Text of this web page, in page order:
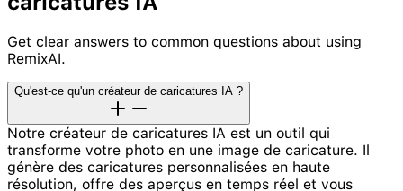
Get clear answers to common questions about using
RemixAI.
Qu'est-ce qu'un créateur de caricatures IA ?
Notre créateur de caricatures IA est un outil qui
transforme votre photo en une image de caricature. Il
génère des caricatures personnalisées en haute
résolution, offre des aperçus en temps réel et vous